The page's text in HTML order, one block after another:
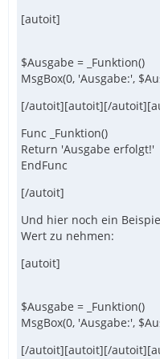
[autoit]
$Ausgabe = _Funktion()
MsgBox(0, 'Ausgabe:',
[/autoit][autoit][/
Func _Funktion()
Return 'Ausgabe erfolgt!'
EndFunc
[/autoit]
Und hier noch ein
Wert zu nehmen:
[autoit]
$Ausgabe = _Funktion()
MsgBox(0, 'Ausgabe:',
[/autoit][autoit][/